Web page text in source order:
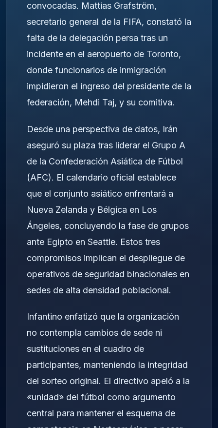
convocadas. Mattias Grafström,
secretario general de la FIFA, constató la
falta de la delegación persa tras un
incidente en el aeropuerto de Toronto,
donde funcionarios de inmigración
impidieron el ingreso del presidente de la
federación, Mehdi Taj, y su comitiva.
Desde una perspectiva de datos, Irán
aseguró su plaza tras liderar el Grupo A
de la Confederación Asiática de Fútbol
(AFC). El calendario oficial establece
que el conjunto asiático enfrentará a
Nueva Zelanda y Bélgica en Los
Ángeles, concluyendo la fase de grupos
ante Egipto en Seattle. Estos tres
compromisos implican el despliegue de
operativos de seguridad binacionales en
sedes de alta densidad poblacional.
Infantino enfatizó que la organización
no contempla cambios de sede ni
sustituciones en el cuadro de
participantes, manteniendo la integridad
del sorteo original. El directivo apeló a la
«unidad» del fútbol como argumento
central para mantener el esquema de